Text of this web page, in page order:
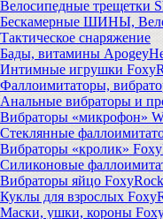
Велосипедные трещетки
Бескамерные ШИНЫ,
Тактическое снаряжение
Бады, витамины
Интимные игрушки
Фаллоимитаторы,
Анальные вибраторы и
Вибраторы «микрофон»
Стеклянные
Вибраторы «кролик»
Силиконовые
Вибраторы яйцо
Куклы для взрослых
Маски, ушки, короны